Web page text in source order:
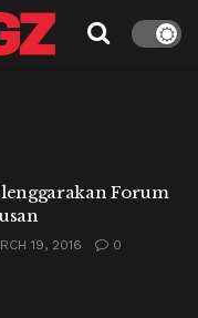
Forum
19, 2016 0